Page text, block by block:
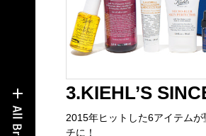
3.KIEHL’S
2015年ヒットした6アイテム
チに！